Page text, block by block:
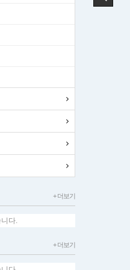
+ 더보기
다.
+ 더보기